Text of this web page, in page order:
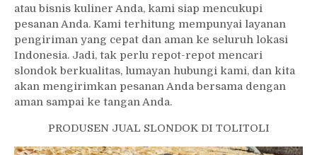
atau bisnis kuliner Anda, kami siap mencukupi
pesanan Anda. Kami terhitung mempunyai layanan
pengiriman yang cepat dan aman ke seluruh lokasi
Indonesia. Jadi, tak perlu repot-repot mencari
slondok berkualitas, lumayan hubungi kami, dan kita
akan mengirimkan pesanan Anda bersama dengan
aman sampai ke tangan Anda.
PRODUSEN JUAL SLONDOK DI TOLITOLI